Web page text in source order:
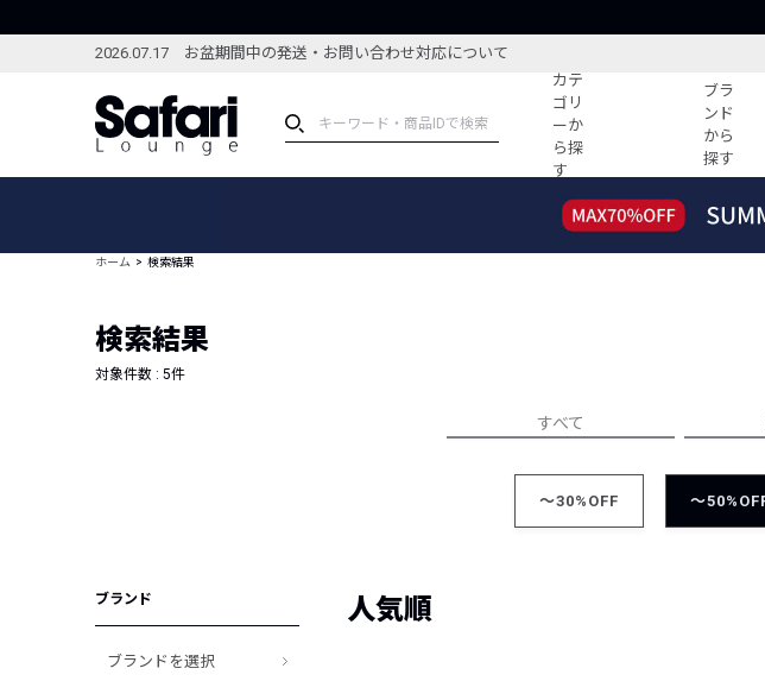
2026.07.17 お盆期間中の発送・お問い合わせ対応について
カテ
ゴリ
ーか
ら探
す
ブラ
ンド
から
探す
ブランドから探す
新着アイテム
編集部のおすすめアイテム
すべての記事
人気記事ラ
ウィークリー
ホーム 検索結果
検索結果
対象件数 : 5件
すべて
～30%OFF ～
ブランド
ブランドを選択
人気順